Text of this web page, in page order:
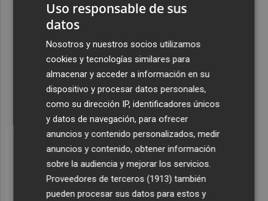
Uso responsable de sus
datos
Nosotros y nuestros socios utilizamos
cookies y tecnologías similares para
almacenar y acceder a información en su
dispositivo y procesar datos personales,
como su dirección IP, identificadores únicos
y datos de navegación, para ofrecer
anuncios y contenido personalizados, medir
anuncios y contenido, obtener información
sobre la audiencia y mejorar los servicios.
Proveedores de terceros (1913) también
pueden procesar sus datos para estos y